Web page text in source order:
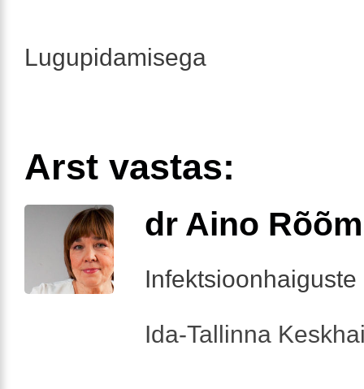
Lugupidamisega
Arst vastas:
dr Aino Rõõm
Infektsioonhaiguste
Ida-Tallinna